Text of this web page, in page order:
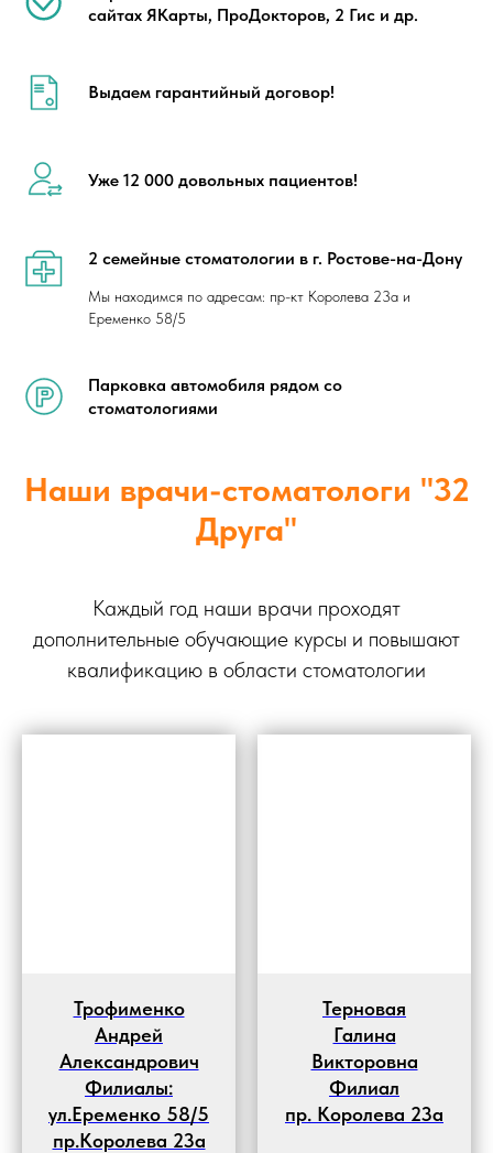
сайтах ЯКарты, ПроДокторов, 2 Гис и др.
Выдаем гарантийный договор!
Уже 12 000 довольных пациентов!
2 семейные стоматологии в г. Ростове-на-Дону
Мы находимся по адресам: пр-кт Королева 23а и
Еременко 58/5
Парковка автомобиля рядом со
стоматологиями
Наши врачи-стоматологи "32
Друга"
Каждый год наши врачи проходят
дополнительные обучающие курсы и повышают
квалификацию в области стоматологии
Трофименко
Андрей
Александрович
Филиалы:
ул.Еременко 58/5
пр.Королева 23а
Терновая
Галина
Викторовна
Филиал
пр. Королева 23а